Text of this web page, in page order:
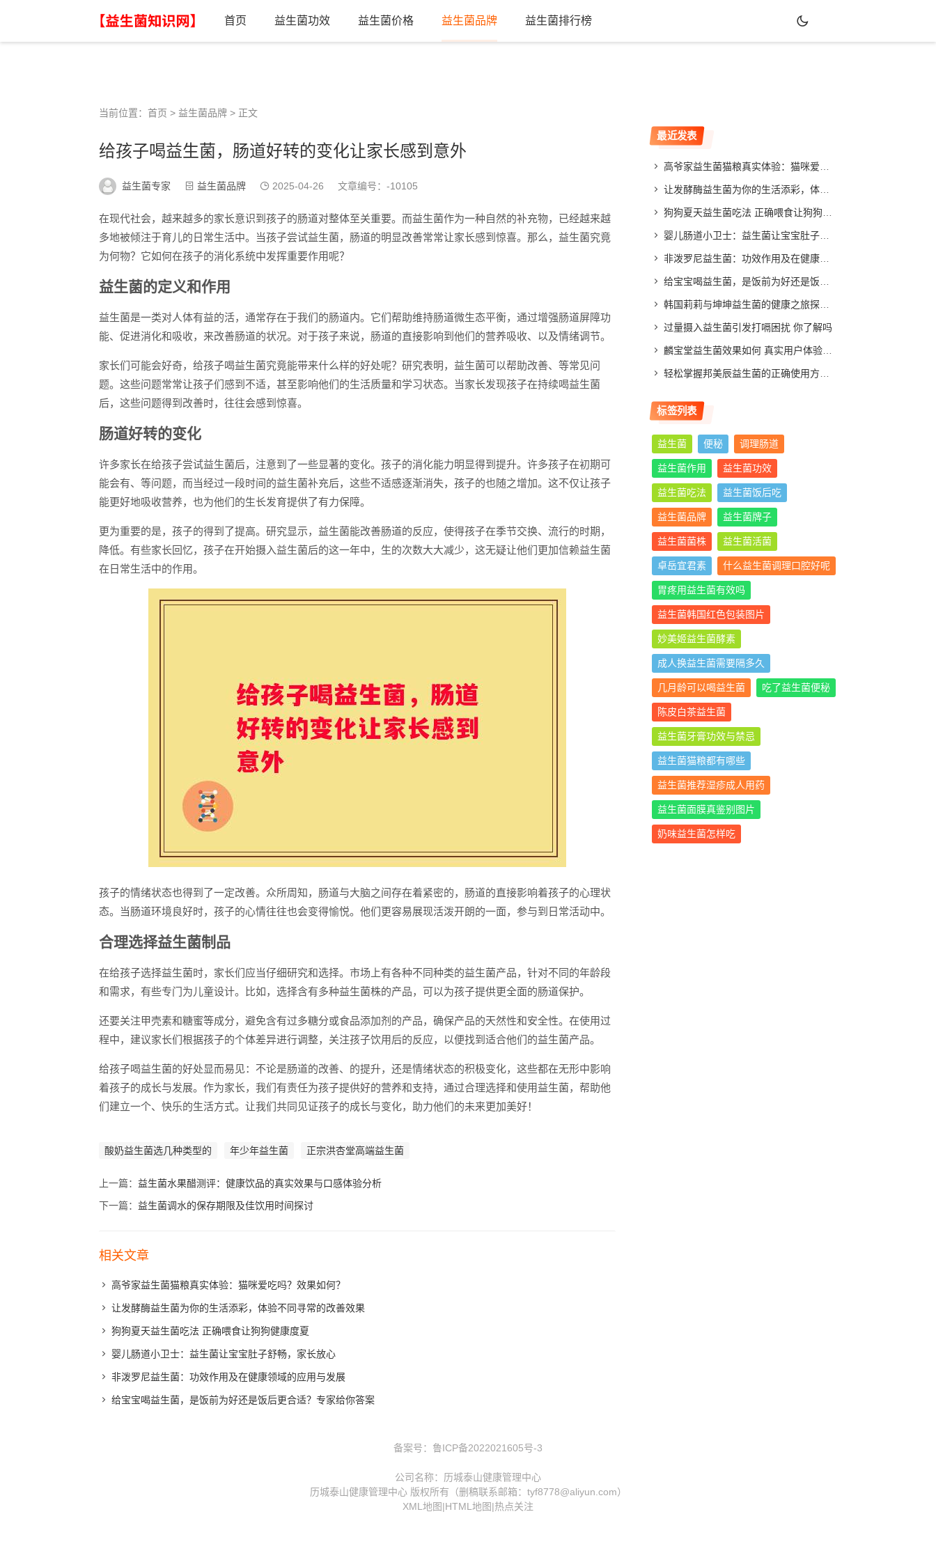
首页 益生菌功效 益生菌价格 益生菌品牌 益生菌排行榜
当前位置： 首页 > 益生菌品牌 > 正文
给孩子喝益生菌，肠道好转的变化让家长感到意外
益生菌专家 益生菌品牌 2025-04-26 文章编号： -10105
在现代社会，越来越多的家长意识到孩子的肠道对整体至关重要。而益生菌作为一种自然的补充物，已经越来越
多地被倾注于育儿的日常生活中。当孩子尝试益生菌，肠道的明显改善常常让家长感到惊喜。那么，益生菌究竟
为何物？它如何在孩子的消化系统中发挥重要作用呢？
益生菌的定义和作用
益生菌是一类对人体有益的活，通常存在于我们的肠道内。它们帮助维持肠道微生态平衡，通过增强肠道屏障功
能、促进消化和吸收，来改善肠道的状况。对于孩子来说，肠道的直接影响到他们的营养吸收、以及情绪调节。
家长们可能会好奇，给孩子喝益生菌究竟能带来什么样的好处呢？研究表明，益生菌可以帮助改善、等常见问
题。这些问题常常让孩子们感到不适，甚至影响他们的生活质量和学习状态。当家长发现孩子在持续喝益生菌
后，这些问题得到改善时，往往会感到惊喜。
肠道好转的变化
许多家长在给孩子尝试益生菌后，注意到了一些显著的变化。孩子的消化能力明显得到提升。许多孩子在初期可
能会有、等问题，而当经过一段时间的益生菌补充后，这些不适感逐渐消失，孩子的也随之增加。这不仅让孩子
能更好地吸收营养，也为他们的生长发育提供了有力保障。
更为重要的是，孩子的得到了提高。研究显示，益生菌能改善肠道的反应，使得孩子在季节交换、流行的时期，
降低。有些家长回忆，孩子在开始摄入益生菌后的这一年中，生的次数大大减少，这无疑让他们更加信赖益生菌
在日常生活中的作用。
孩子的情绪状态也得到了一定改善。众所周知，肠道与大脑之间存在着紧密的，肠道的直接影响着孩子的心理状
态。当肠道环境良好时，孩子的心情往往也会变得愉悦。他们更容易展现活泼开朗的一面，参与到日常活动中。
合理选择益生菌制品
在给孩子选择益生菌时，家长们应当仔细研究和选择。市场上有各种不同种类的益生菌产品，针对不同的年龄段
和需求，有些专门为儿童设计。比如，选择含有多种益生菌株的产品，可以为孩子提供更全面的肠道保护。
还要关注甲壳素和糖蜜等成分，避免含有过多糖分或食品添加剂的产品，确保产品的天然性和安全性。在使用过
程中，建议家长们根据孩子的个体差异进行调整，关注孩子饮用后的反应，以便找到适合他们的益生菌产品。
给孩子喝益生菌的好处显而易见：不论是肠道的改善、的提升，还是情绪状态的积极变化，这些都在无形中影响
着孩子的成长与发展。作为家长，我们有责任为孩子提供好的营养和支持，通过合理选择和使用益生菌，帮助他
们建立一个、快乐的生活方式。让我们共同见证孩子的成长与变化，助力他们的未来更加美好！
酸奶益生菌选几种类型的 年少年益生菌 正宗洪杏堂高端益生菌
上一篇： 益生菌水果醋测评：健康饮品的真实效果与口感体验分析
下一篇： 益生菌调水的保存期限及佳饮用时间探讨
相关文章
高爷家益生菌猫粮真实体验：猫咪爱吃吗？效果如何？
让发酵酶益生菌为你的生活添彩，体验不同寻常的改善效果
狗狗夏天益生菌吃法 正确喂食让狗狗健康度夏
婴儿肠道小卫士：益生菌让宝宝肚子舒畅，家长放心
非泼罗尼益生菌：功效作用及在健康领域的应用与发展
给宝宝喝益生菌，是饭前为好还是饭后更合适？专家给你答案
最近发表
高爷家益生菌猫粮真实体验：猫咪爱吃吗？效果如何？
让发酵酶益生菌为你的生活添彩，体验不同寻常的改善效果
狗狗夏天益生菌吃法 正确喂食让狗狗健康度夏
婴儿肠道小卫士：益生菌让宝宝肚子舒畅，家长放心
非泼罗尼益生菌：功效作用及在健康领域的应用与发展
给宝宝喝益生菌，是饭前为好还是饭后更合适？专家给你答案
韩国莉莉与坤坤益生菌的健康之旅探索与分享
过量摄入益生菌引发打嗝困扰 你了解吗
麟宝堂益生菌效果如何 真实用户体验分享与评测分析
轻松掌握邦美辰益生菌的正确使用方法，让你肠道更舒适
标签列表
益生菌 便秘 调理肠道
益生菌作用 益生菌功效
益生菌吃法 益生菌饭后吃
益生菌品牌 益生菌牌子
益生菌菌株 益生菌活菌
卓岳宜君素 什么益生菌调理口腔好呢
胃疼用益生菌有效吗
益生菌韩国红色包装图片
妙美姬益生菌酵素
成人换益生菌需要隔多久
几月龄可以喝益生菌 吃了益生菌便秘
陈皮白茶益生菌
益生菌牙膏功效与禁忌
益生菌猫粮都有哪些
益生菌推荐湿疹成人用药
益生菌面膜真鉴别图片
奶味益生菌怎样吃
备案号： 鲁ICP备2022021605号-3
公司名称：历城泰山健康管理中心
历城泰山健康管理中心 版权所有（删稿联系邮箱：tyf8778@aliyun.com）
XML地图|HTML地图|热点关注